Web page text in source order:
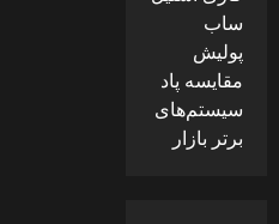
ساب
پولیش
مقایسه پاد
سیستم‌های
برتر بازار